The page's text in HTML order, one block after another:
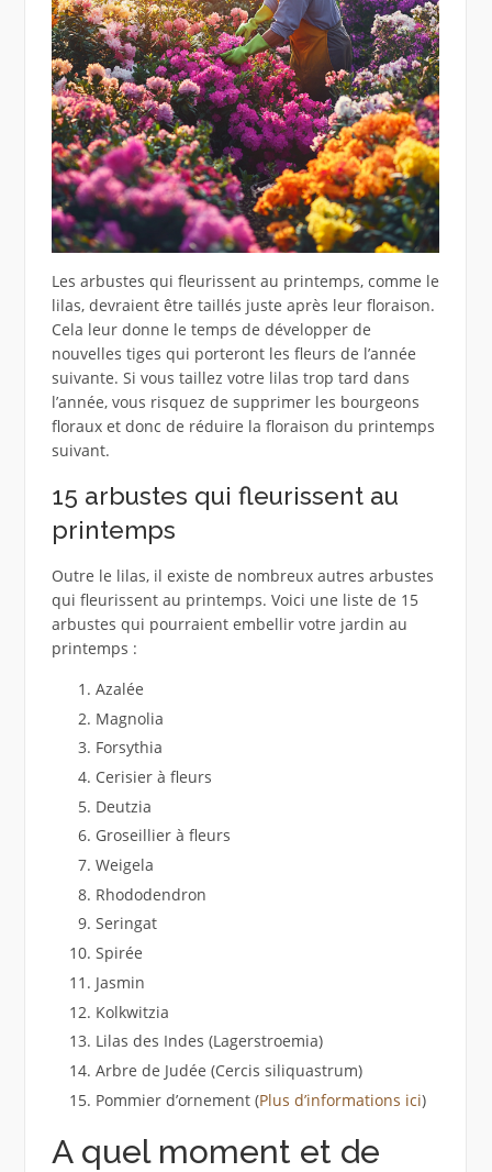
Les arbustes qui fleurissent au printemps, comme le
lilas, devraient être taillés juste après leur floraison.
Cela leur donne le temps de développer de
nouvelles tiges qui porteront les fleurs de l’année
suivante. Si vous taillez votre lilas trop tard dans
l’année, vous risquez de supprimer les bourgeons
floraux et donc de réduire la floraison du printemps
suivant.
15 arbustes qui fleurissent au
printemps
Outre le lilas, il existe de nombreux autres arbustes
qui fleurissent au printemps. Voici une liste de 15
arbustes qui pourraient embellir votre jardin au
printemps :
Azalée
Magnolia
Forsythia
Cerisier à fleurs
Deutzia
Groseillier à fleurs
Weigela
Rhododendron
Seringat
Spirée
Jasmin
Kolkwitzia
Lilas des Indes (Lagerstroemia)
Arbre de Judée (Cercis siliquastrum)
Pommier d’ornement (Plus d’informations ici)
A quel moment et de